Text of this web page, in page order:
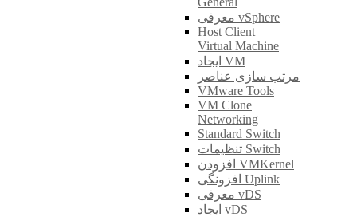
معرفی vSphere
Host Client
Virtual Machine
ایجاد VM
مرتب سازی عناصر
VMware Tools
VM Clone
Networking
Standard Switch
تنظیمات Switch
افزودن VMKernel
افزونگی Uplink
معرفی vDS
ایجاد vDS